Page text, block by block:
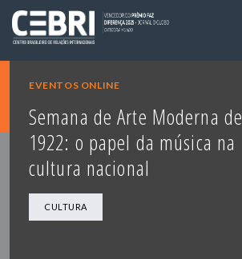
EVENTOS ONLINE
Semana de Arte Moderna de
1922: o papel da música na
cultura nacional
CULTURA